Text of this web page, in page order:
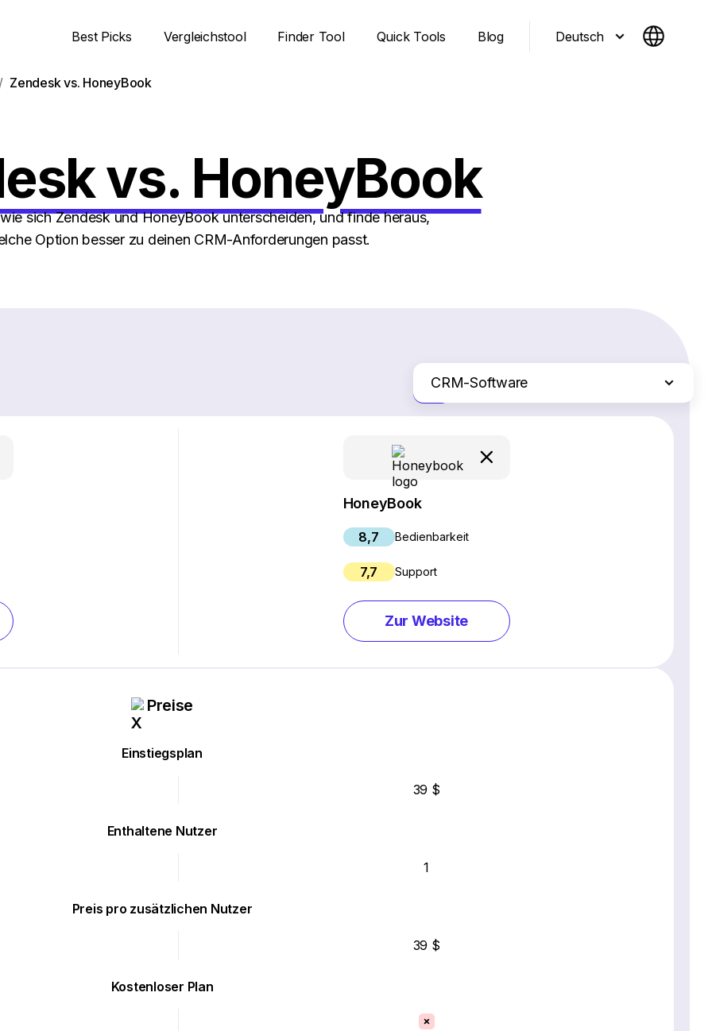
Best Picks Vergleichstool Finder Tool Quick Tools Blog Deutsch
Zendesk vs. HoneyBook
vs. HoneyBook
sich Zendesk und HoneyBook unterscheiden, und finde heraus,
Option besser zu deinen CRM-Anforderungen passt.
CRM-Software
Webinar-Software
Social Media Management Tools
E-Commerce-Plattformen
Live Chat & Chatbot Software
Nur die Unterschiede
HoneyBook
8,7 Bedienbarkeit
7,7 Support
Zur Website
Preise
Einstiegsplan
39 $
Enthaltene Nutzer
1
Preis pro zusätzlichen Nutzer
39 $
Kostenloser Plan